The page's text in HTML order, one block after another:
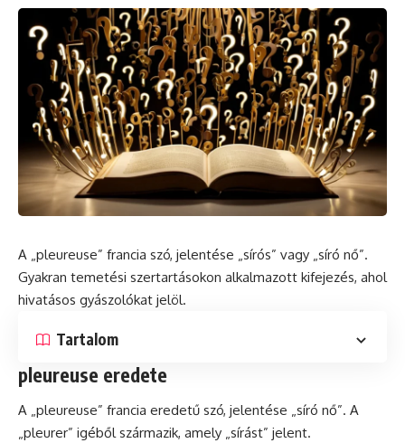
A „pleureuse” francia szó, jelentése „sírós” vagy „síró nő”.
Gyakran temetési szertartásokon alkalmazott kifejezés, ahol
hivatásos gyászolókat jelöl.
Tartalom
pleureuse eredete
A „pleureuse” francia eredetű szó, jelentése „síró nő”. A
„pleurer” igéből származik, amely „sírást” jelent.